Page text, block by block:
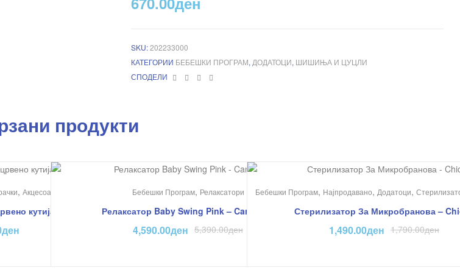
SKU:202233000
КАТЕГОРИИ БЕБЕШКИ ПРОГРАМ, ДОДАТОЦИ, ШИШИЊА И ЦУЦЛИ
СПОДЕЛИ
Facebook
TwitterLinkedin
продукти
,Акцесоари
кутија – Jungle
ден
Бебешки Програм, Релаксатори
Релаксатор Baby Swing Pink – Cangaroo
5,390.00ден
4,590.00ден
Бебешки Програм, Најпродавано,Додатоци,
Стерилизатор За Микробранова –
1,790.00ден
1,490.00ден